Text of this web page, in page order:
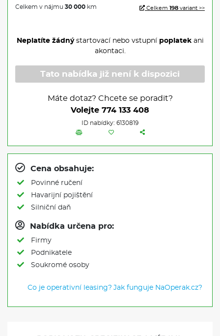
Celkem v nájmu 30 000 km Celkem 198 variant >>
Neplatíte žádnýstartovací nebo vstupní poplatekani
akontaci.
Tato nabídka již není k dispozici
Máte dotaz? Chcete se poradit?
Volejte 774 133 408
ID nabídky: 6130819
Cena obsahuje:
Povinné ručení
Havarijní pojištění
Silniční daň
Nabídka určena pro:
Firmy
Podnikatele
Soukromé osoby
Co je operativní leasing? Jak funguje NaOperak.cz?